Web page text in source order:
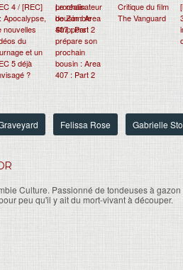
4 / [REC]
Apocalypse,
nouvelles
du
et un
5 déjà
?
Le réalisateur
de Zombie
Strippers!
prépare son
prochain
bousin : Area
407 : Part 2
Critique du film
The Vanguard
Felissa Rose Gabrielle
Culture. Passionné de tondeuses à
peu qu'il y ait du mort-vivant à découper.